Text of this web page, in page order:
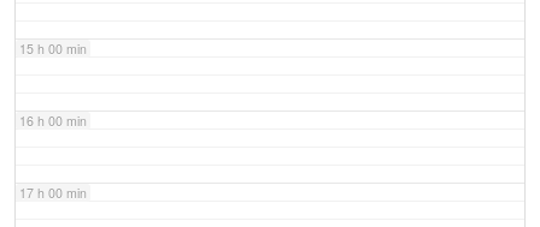
15 h 00 min
16 h 00 min
17 h 00 min